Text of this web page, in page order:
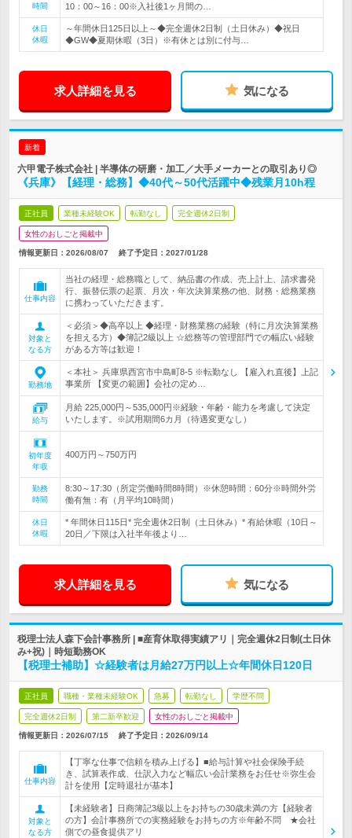
時間
10：00～16：00※入社後1ヶ月間の…
休日
休暇
～年間休日125日以上～◆完全週休2日制（土日休み）◆祝日
◆GW◆夏期休暇（3日）※有休とは別に付与…
求人詳細を見る 気になる
新着
六甲電子株式会社 | 半導体の研磨・加工／大手メーカーとの取引あり◎
《兵庫》【経理・総務】◆40代～50代活躍中◆残業月10h程
正社員 業種未経験OK 転勤なし 完全週休2日制
女性のおしごと掲載中
情報更新日：2026/08/07 終了予定日： 2027/01/28
仕事内容
当社の経理・総務職として、納品書の作成、売上計上、請求書発
行、振替伝票の起票、月次・年次決算業務の他、財務・総務業務
に携わっていただきます。
対象と
なる方
＜必須＞◆高卒以上 ◆経理・財務業務の経験（特に月次決算業務
を担える方）◆簿記2級以上 ☆総務等の管理部門での幅広い経験
がある方等は歓迎！
勤務地
＜本社＞ 兵庫県西宮市中島町8-5 ※転勤なし 【雇入れ直後】上記
事業所 【変更の範囲】会社の定め…
給与
月給 225,000円～535,000円※経験・年齢・能力を考慮して決定
いたします。※試用期間6カ月（待遇変更なし）
初年度
年収
400万円～750万円
勤務
時間
8:30～17:30（所定労働時間8時間）※休憩時間：60分※時間外労
働有無：有（月平均10時間）
休日
休暇
* 年間休日115日* 完全週休2日制（土日休み）* 有給休暇（10日～
20日／下限は入社半年後より…
求人詳細を見る 気になる
税理士法人森下会計事務所 | ■産育休取得実績アリ｜完全週休2日制(土日休
み+祝)｜時短勤務OK
【税理士補助】☆経験者は月給27万円以上☆年間休日120日
正社員 職種・業種未経験OK 急募 転勤なし 学歴不問
完全週休2日制 第二新卒歓迎 女性のおしごと掲載中
情報更新日：2026/07/15 終了予定日： 2026/09/14
仕事内容
【丁寧な仕事で信頼を積み上げる】■給与計算や社会保険手続
き、試算表作成、仕訳入力など幅広い会計業務をお任せ※弥生会
計を使用【定時退社が基本】
対象と
なる方
【未経験者】日商簿記3級以上をお持ちの30歳未満の方【経験者
の方】会計事務所での実務経験をお持ちの方※年齢不問 ★会社
側での昼食提供アリ